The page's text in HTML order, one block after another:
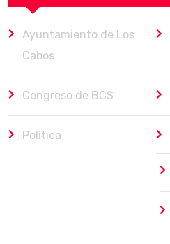
Ayuntamiento de Los
Cabos
Congreso de BCS
Política